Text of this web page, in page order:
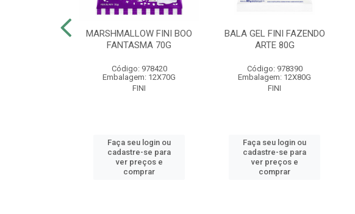
MARSHMALLOW FINI BOO
FANTASMA 70G
Código: 978420
Embalagem: 12X70G
FINI
Faça seu login ou
cadastre-se para
ver preços e
comprar
BALA GEL FINI FAZENDO
ARTE 80G
Código: 978390
Embalagem: 12X80G
FINI
Faça seu login ou
cadastre-se para
ver preços e
comprar